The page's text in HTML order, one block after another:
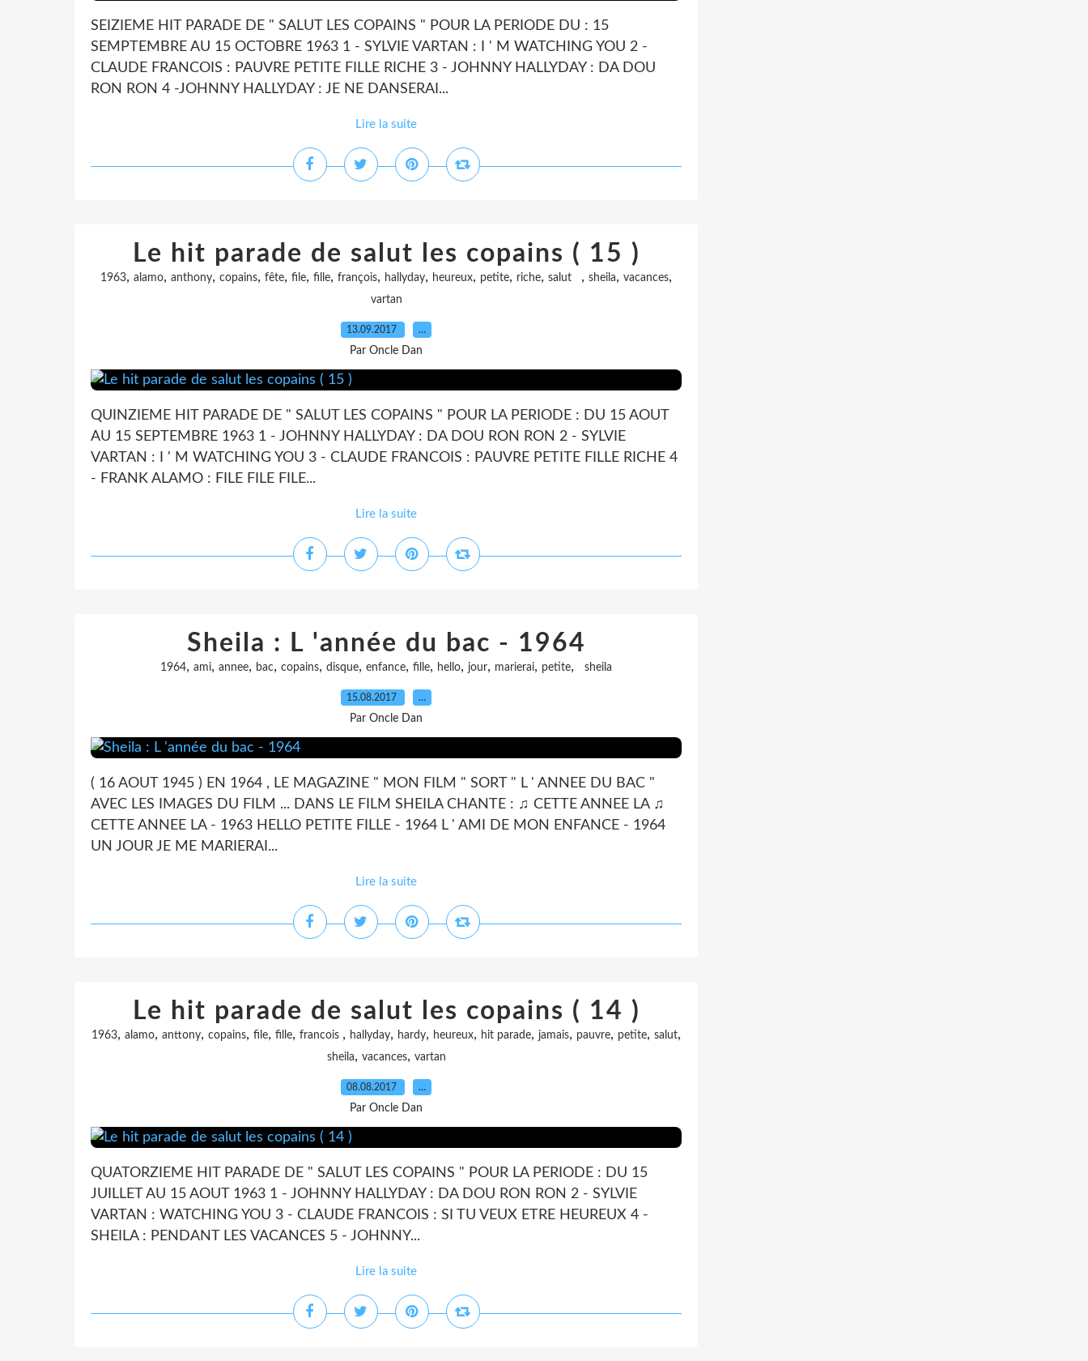
SEIZIEME HIT PARADE DE " SALUT LES COPAINS " POUR LA PERIODE DU : 15
SEMPTEMBRE AU 15 OCTOBRE 1963 1 - SYLVIE VARTAN : I ' M WATCHING YOU 2 -
CLAUDE FRANCOIS : PAUVRE PETITE FILLE RICHE 3 - JOHNNY HALLYDAY : DA DOU
RON RON 4 -JOHNNY HALLYDAY : JE NE DANSERAI...
Lire la suite
Le hit parade de salut les copains ( 15 )
1963, alamo, anthony, copains, fête, file, fille, françois, hallyday, heureux, petite, riche, salut , sheila, vacances,
vartan
13.09.2017 …
Par Oncle Dan
QUINZIEME HIT PARADE DE " SALUT LES COPAINS " POUR LA PERIODE : DU 15 AOUT
AU 15 SEPTEMBRE 1963 1 - JOHNNY HALLYDAY : DA DOU RON RON 2 - SYLVIE
VARTAN : I ' M WATCHING YOU 3 - CLAUDE FRANCOIS : PAUVRE PETITE FILLE RICHE 4
- FRANK ALAMO : FILE FILE FILE...
Lire la suite
Sheila : L 'année du bac - 1964
1964, ami, annee, bac, copains, disque, enfance, fille, hello, jour, marierai, petite, sheila
15.08.2017 …
Par Oncle Dan
( 16 AOUT 1945 ) EN 1964 , LE MAGAZINE " MON FILM " SORT " L ' ANNEE DU BAC "
AVEC LES IMAGES DU FILM ... DANS LE FILM SHEILA CHANTE : ♫ CETTE ANNEE LA ♫
CETTE ANNEE LA - 1963 HELLO PETITE FILLE - 1964 L ' AMI DE MON ENFANCE - 1964
UN JOUR JE ME MARIERAI...
Lire la suite
Le hit parade de salut les copains ( 14 )
1963, alamo, anttony, copains, file, fille, francois , hallyday, hardy, heureux, hit parade, jamais, pauvre, petite, salut,
sheila, vacances, vartan
08.08.2017 …
Par Oncle Dan
QUATORZIEME HIT PARADE DE " SALUT LES COPAINS " POUR LA PERIODE : DU 15
JUILLET AU 15 AOUT 1963 1 - JOHNNY HALLYDAY : DA DOU RON RON 2 - SYLVIE
VARTAN : WATCHING YOU 3 - CLAUDE FRANCOIS : SI TU VEUX ETRE HEUREUX 4 -
SHEILA : PENDANT LES VACANCES 5 - JOHNNY...
Lire la suite